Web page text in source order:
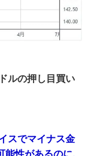
ルの押し目買い
スでマイナス金